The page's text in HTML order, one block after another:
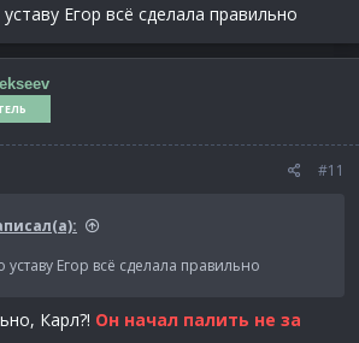
Егор всё сделала правильно
#11
уставу Егор всё сделала правильно
Карл?! Он начал палить не за